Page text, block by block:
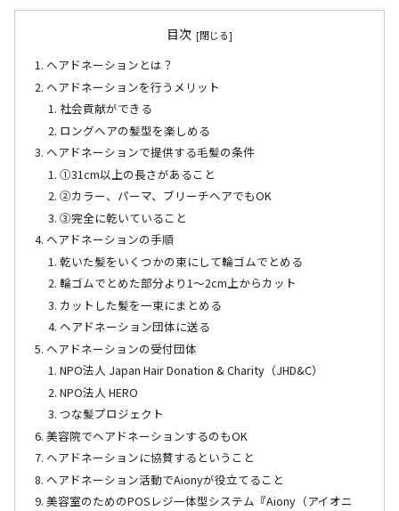
目次
ヘアドネーションとは？
ヘアドネーションを行うメリット
社会貢献ができる
ロングヘアの髪型を楽しめる
ヘアドネーションで提供する毛髪の条件
①31cm以上の長さがあること
②カラー、パーマ、ブリーチヘアでもOK
③完全に乾いていること
ヘアドネーションの手順
乾いた髪をいくつかの束にして輪ゴムでとめる
輪ゴムでとめた部分より1～2cm上からカット
カットした髪を一束にまとめる
ヘアドネーション団体に送る
ヘアドネーションの受付団体
NPO法人 Japan Hair Donation & Charity（JHD&C）
NPO法人 HERO
つな髪プロジェクト
美容院でヘアドネーションするのもOK
ヘアドネーションに協賛するということ
ヘアドネーション活動でAionyが役立てること
美容室のためのPOSレジ一体型システム『Aiony（アイオニ